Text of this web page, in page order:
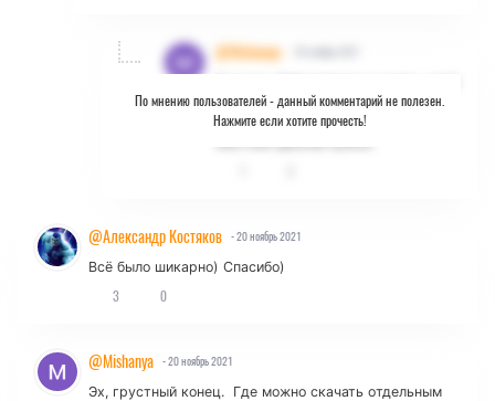
@Mishanya
хранилище с релизами - не
простое дело. Там очень много
По мнению пользователей -данный комментарий не полезен.
Нажмите если хотите прочесть!
@Александр Костяков - 20 ноябрь 2021
Всё было шикарно) Спасибо)
3 0
@Mishanya - 20 ноябрь 2021
Эх, грустный конец.
Где можно скачать отдельным